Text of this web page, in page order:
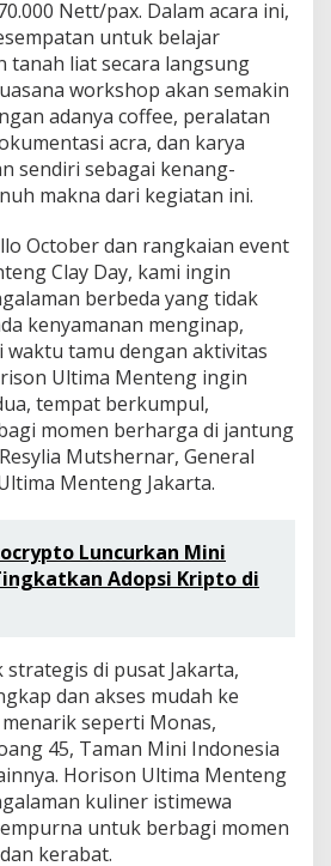
g
C
l
a
D
a
y
Nett/pax. Dalam acara ini,
untuk belajar
tanah liat secara langsung
workshop akan semakin
adanya coffee, peralatan
acra, dan karya
sendiri sebagai kenang-
makna dari kegiatan ini.
October dan rangkaian event
Clay Day, kami ingin
berbeda yang tidak
kenyamanan menginap,
tamu dengan aktivitas
Ultima Menteng ingin
tempat berkumpul,
momen berharga di jantung
Mutshernar, General
Menteng Jakarta.
Luncurkan Mini
Adopsi Kripto di
di pusat Jakarta,
dan akses mudah ke
seperti Monas,
45, Taman Mini Indonesia
Horison Ultima Menteng
kuliner istimewa
untuk berbagi momen
kerabat.